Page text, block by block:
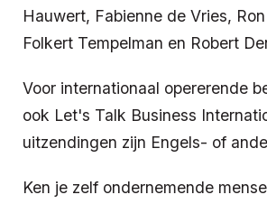
Hauwert, Fabienne de Vries,
Folkert Tempelman en Robert
Voor internationaal opererende
ook Let's Talk Business
uitzendingen zijn Engels- of
Ken je zelf ondernemende